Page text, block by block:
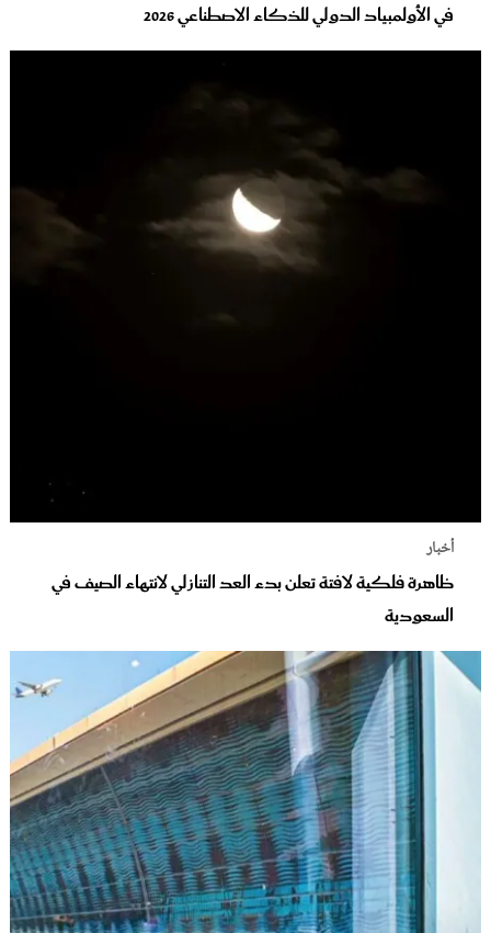
في الأولمبياد الدولي للذكاء الاصطناعي 2026
أخبار
ظاهرة فلكية لافتة تعلن بدء العد التنازلي لانتهاء الصيف في
السعودية